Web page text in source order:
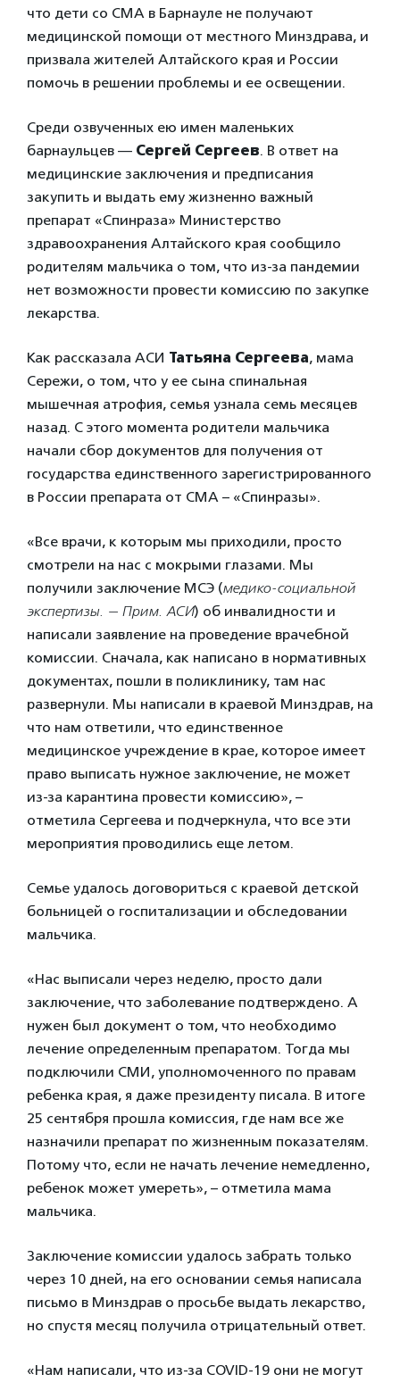
что дети со СМА в Барнауле не получают
медицинской помощи от местного Минздрава, и
призвала жителей Алтайского края и России
помочь в решении проблемы и ее освещении.
Среди озвученных ею имен маленьких
барнаульцев — Сергей Сергеев. В ответ на
медицинские заключения и предписания
закупить и выдать ему жизненно важный
препарат «Спинраза» Министерство
здравоохранения Алтайского края сообщило
родителям мальчика о том, что из-за пандемии
нет возможности провести комиссию по закупке
лекарства.
Как рассказала АСИ Татьяна Сергеева, мама
Сережи, о том, что у ее сына спинальная
мышечная атрофия, семья узнала семь месяцев
назад. С этого момента родители мальчика
начали сбор документов для получения от
государства единственного зарегистрированного
в России препарата от СМА – «Спинразы».
«Все врачи, к которым мы приходили, просто
смотрели на нас с мокрыми глазами. Мы
получили заключение МСЭ (медико-социальной
экспертизы. — Прим. АСИ) об инвалидности и
написали заявление на проведение врачебной
комиссии. Сначала, как написано в нормативных
документах, пошли в поликлинику, там нас
развернули. Мы написали в краевой Минздрав, на
что нам ответили, что единственное
медицинское учреждение в крае, которое имеет
право выписать нужное заключение, не может
из-за карантина провести комиссию», –
отметила Сергеева и подчеркнула, что все эти
мероприятия проводились еще летом.
Семье удалось договориться с краевой детской
больницей о госпитализации и обследовании
мальчика.
«Нас выписали через неделю, просто дали
заключение, что заболевание подтверждено. А
нужен был документ о том, что необходимо
лечение определенным препаратом. Тогда мы
подключили СМИ, уполномоченного по правам
ребенка края, я даже президенту писала. В итоге
25 сентября прошла комиссия, где нам все же
назначили препарат по жизненным показателям.
Потому что, если не начать лечение немедленно,
ребенок может умереть», – отметила мама
мальчика.
Заключение комиссии удалось забрать только
через 10 дней, на его основании семья написала
письмо в Минздрав о просьбе выдать лекарство,
но спустя месяц получила отрицательный ответ.
«Нам написали, что из-за COVID-19 они не могут